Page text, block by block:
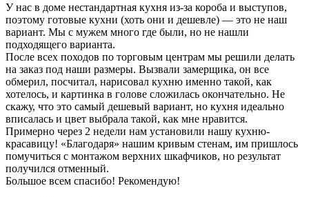
У нас в доме нестандартная кухня из-за короба и выступов,
поэтому готовые кухни (хоть они и дешевле) — это не наш
вариант. Мы с мужем много где были, но не нашли
подходящего варианта.
После всех походов по торговым центрам мы решили делать
на заказ под наши размеры. Вызвали замерщика, он все
обмерил, посчитал, нарисовал кухню именно такой, как
хотелось, и картинка в голове сложилась окончательно. Не
скажу, что это самый дешевый вариант, но кухня идеально
вписалась и цвет выбрала такой, как мне нравится.
Примерно через 2 недели нам установили нашу кухню-
красавицу! «Благодаря» нашим кривым стенам, им пришлось
помучиться с монтажом верхних шкафчиков, но результат
получился отменный.
Большое всем спасибо! Рекомендую!